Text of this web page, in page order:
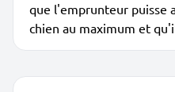
que l'emprunteur puisse
chien au maximum et